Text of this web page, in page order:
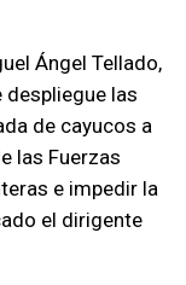
Ángel Tellado,
despliegue las
de cayucos a
las Fuerzas
e impedir la
el dirigente